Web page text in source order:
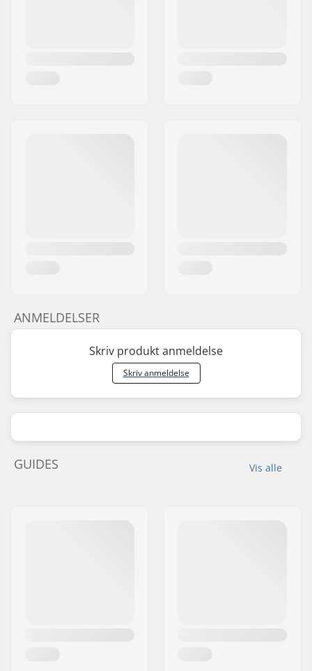
ANMELDELSER
Skriv produkt anmeldelse
Skriv anmeldelse
Vis alle
GUIDES